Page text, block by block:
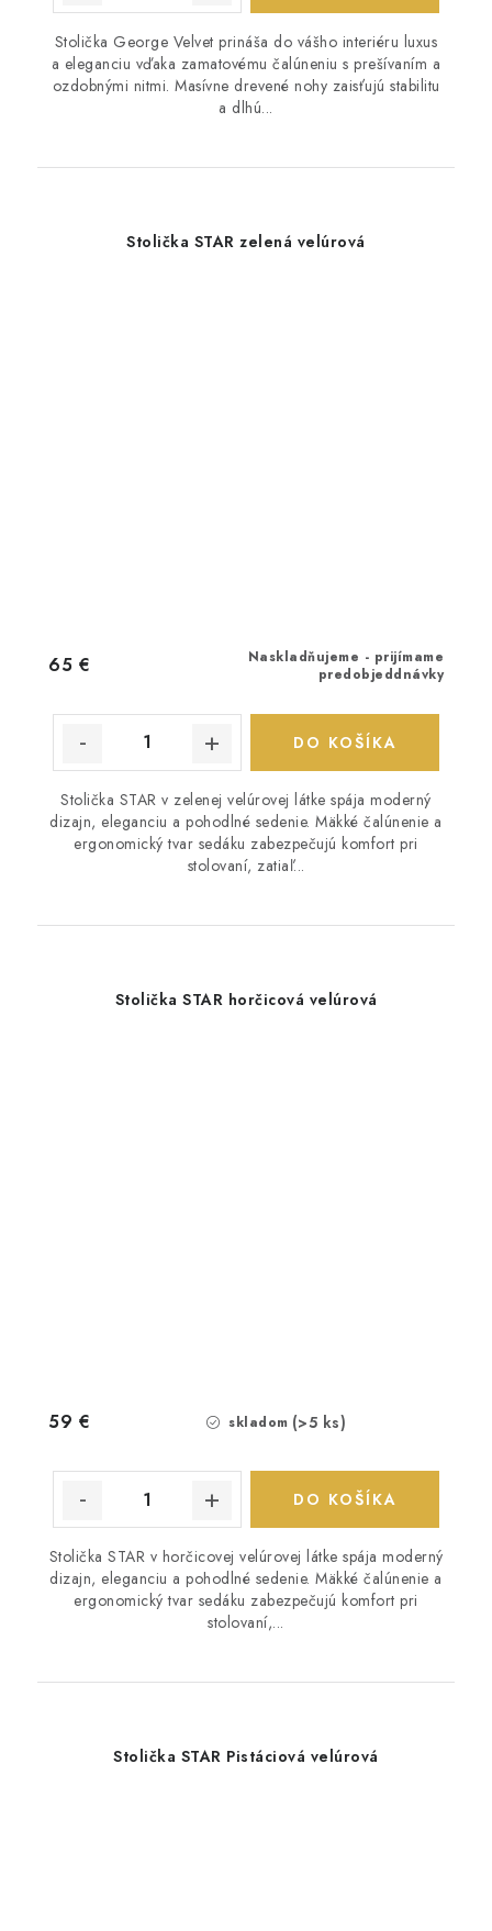
Stolička George Velvet prináša do vášho interiéru luxus
a eleganciu vďaka zamatovému čalúneniu s prešívaním a
ozdobnými nitmi. Masívne drevené nohy zaisťujú stabilitu
a dlhú...
Stolička STAR zelená velúrová
Naskladňujeme - prijímame
predobjeddnávky
65 €
DO KOŠÍKA
Stolička STAR v zelenej velúrovej látke spája moderný
dizajn, eleganciu a pohodlné sedenie. Mäkké čalúnenie a
ergonomický tvar sedáku zabezpečujú komfort pri
stolovaní, zatiaľ...
Stolička STAR horčicová velúrová
skladom (>5 ks)
59 €
DO KOŠÍKA
Stolička STAR v horčicovej velúrovej látke spája moderný
dizajn, eleganciu a pohodlné sedenie. Mäkké čalúnenie a
ergonomický tvar sedáku zabezpečujú komfort pri
stolovaní,...
Stolička STAR Pistáciová velúrová